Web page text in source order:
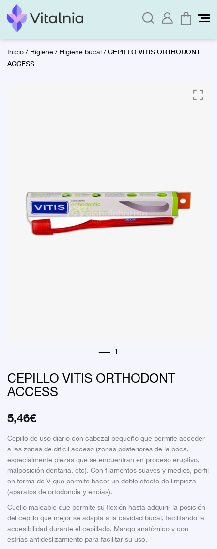
Inicio/ Higiene/ Higiene bucal/ CEPILLO VITIS ORTHODONT
ACCESS
CEPILLO VITIS ORTHODONT
ACCESS
5,46€
Cepillo de uso diario con cabezal pequeño que permite acceder
a las zonas de difícil acceso (zonas posteriores de la boca,
especialmente piezas que se encuentran en proceso eruptivo,
malposición dentaria, etc). Con filamentos suaves y medios, perfil
en forma de V que permite hacer un doble efecto de limpieza
(aparatos de ortodoncia y encías).
Cuello maleable que permite su flexión hasta adquirir la posición
del cepillo que mejor se adapta a la cavidad bucal, facilitando la
accesibilidad durante el cepillado. Mango anatómico y con
estrías antideslizamiento para facilitar su uso.